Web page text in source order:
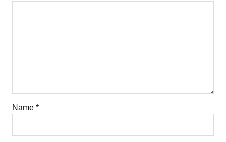
Name *